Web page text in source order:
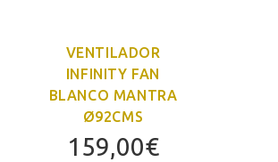
VENTILADOR
INFINITY FAN
BLANCO MANTRA
Ø92CMS
159,00€